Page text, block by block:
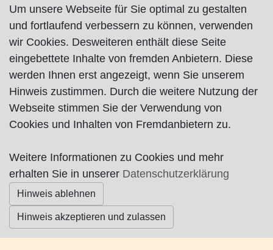
http://www.lellos-pizza-hambergen.de
Impressum| Datenschutz|AGB
© Worpswede24 2015-2026
Um unsere Webseite für Sie optimal zu gestalten
und fortlaufend verbessern zu können, verwenden
wir Cookies. Desweiteren enthält diese Seite
eingebettete Inhalte von fremden Anbietern. Diese
werden Ihnen erst angezeigt, wenn Sie unserem
Hinweis zustimmen. Durch die weitere Nutzung der
Webseite stimmen Sie der Verwendung von
Cookies und Inhalten von Fremdanbietern zu.
Weitere Informationen zu Cookies und mehr
erhalten Sie in unserer Datenschutzerklärung
Hinweis ablehnen
Hinweis akzeptieren und zulassen